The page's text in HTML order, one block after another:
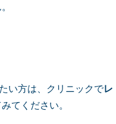
い方は、クリニックでレ
てください。